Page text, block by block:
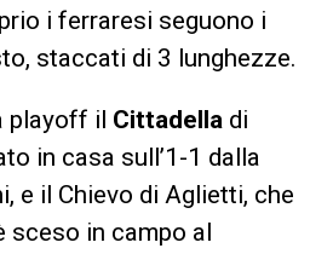
i ferraresi seguono i
staccati di 3 lunghezze.
playoff il Cittadelladi
in casa sull’1-1 dalla
e il Chievo di Aglietti, che
sceso in campo al